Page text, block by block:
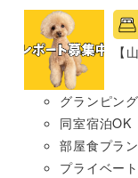
【
グランピング
同室宿泊OK
部屋食プラ
プライベー